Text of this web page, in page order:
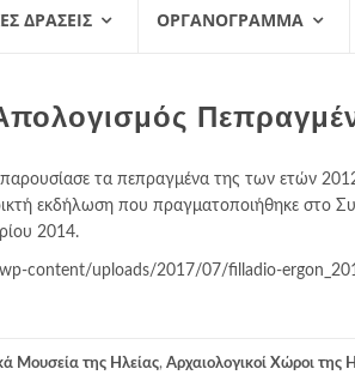
ΔΡΆΣΕΙΣ ΟΡΓΑΝΌΓΡΑΜΜΑ
τα πεπραγμένα της των ετών
εκδήλωση που πραγματοποιήθηκε στο
2014.
content/uploads/2017/07/filladio-
Μουσεία της Ηλείας, Αρχαιολογικοί Χώροι της